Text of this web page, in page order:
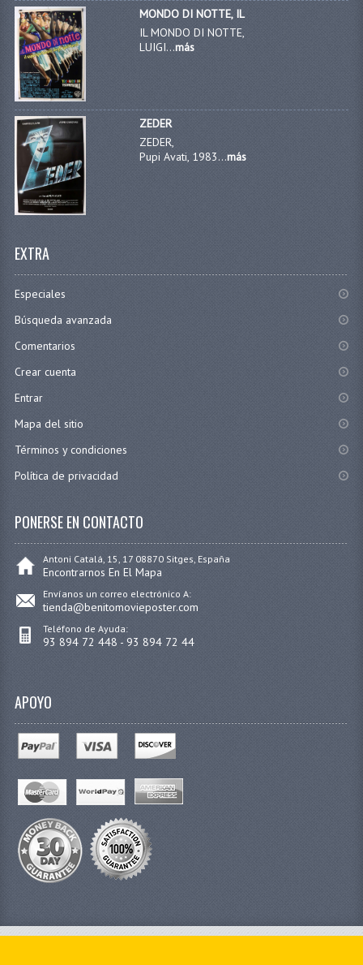
MONDO DI NOTTE, IL
IL MONDO DI NOTTE,
LUIGI...más
ZEDER
ZEDER,
Pupi Avati, 1983...más
EXTRA
Especiales
Búsqueda avanzada
Comentarios
Crear cuenta
Entrar
Mapa del sitio
Términos y condiciones
Política de privacidad
PONERSE EN CONTACTO
Antoni Catalá, 15, 17 08870 Sitges, España
Encontrarnos En El Mapa
Envíanos un correo electrónico A:
tienda@benitomovieposter.com
Teléfono de Ayuda:
93 894 72 448 - 93 894 72 44
APOYO